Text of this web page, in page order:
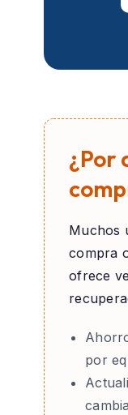
¿Por
Muchos
compra
ofrece
por